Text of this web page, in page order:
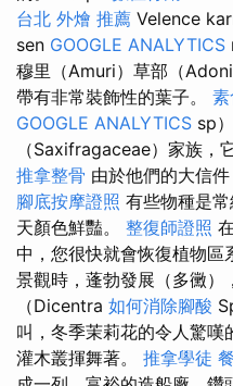
台北 外燴 推薦 Velence
sen GOOGLE ANALYTICS
穆里（Amuri）草部（
帶有非常裝飾性的葉子。
GOOGLE ANALYTICS sp
（Saxifragaceae）家族，
推拿整骨 由於他們的大信件
腳底按摩證照 有些物種是
天顏色鮮豔。 整復師證照
中，您很快就會恢復植物
景觀時，蓬勃發展（多黴）
（Dicentra 如何消除腳酸
叫，冬季茉莉花的令人驚
灌木叢揮舞著。 推拿學徒